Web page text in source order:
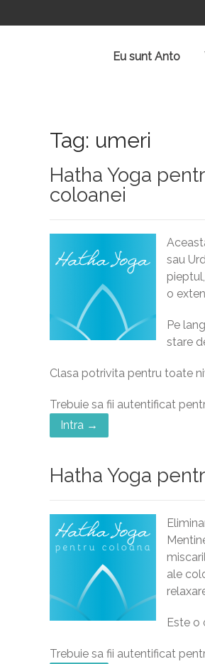
Eu sunt Anto
Tag: umeri
Hatha Yoga
coloanei
sau
o
Pe
stare
Clasa potrivita pentru toate
Trebuie sa fii autentificat
Intra →
Hatha Yoga
ale
Este o
Trebuie sa fii autentificat